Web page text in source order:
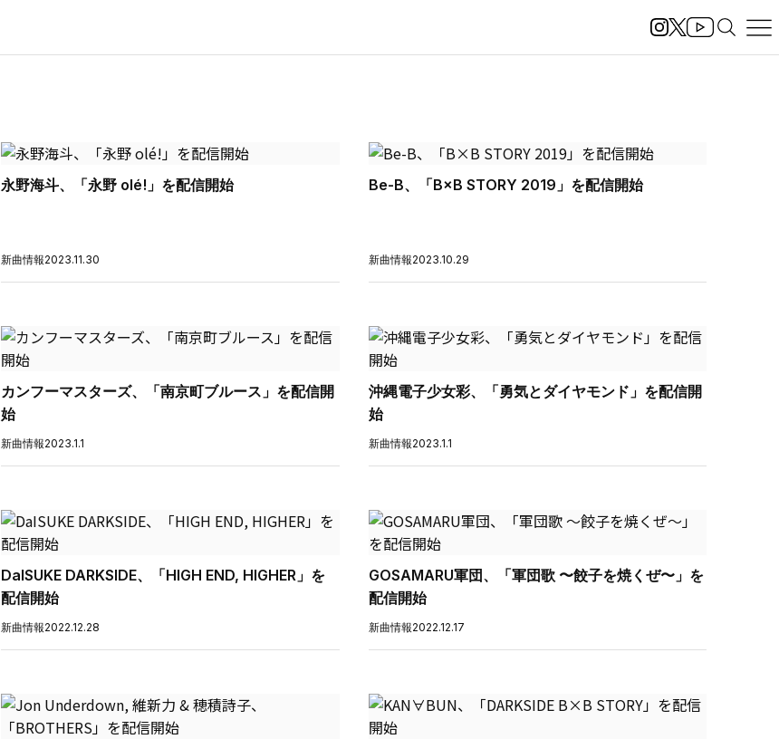
永野海斗、「永野 olé!」を配信開始
新曲情報2023.11.30
Be-B、「B×B STORY 2019」を配信開始
新曲情報2023.10.29
カンフーマスターズ、「南京町ブルース」を配信開
始
新曲情報2023.1.1
沖縄電子少女彩、「勇気とダイヤモンド」を配信開
始
新曲情報2023.1.1
DaISUKE DARKSIDE、「HIGH END, HIGHER」を
配信開始
新曲情報2022.12.28
GOSAMARU軍団、「軍団歌 〜餃子を焼くぜ〜」を
配信開始
新曲情報2022.12.17